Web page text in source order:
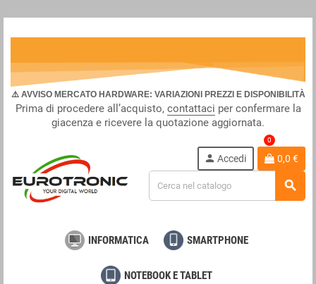
⚠️ AVVISO MERCATO HARDWARE: VARIAZIONI PREZZI E DISPONIBILITÀ
Prima di procedere all’acquisto, contattaci per confermare la
giacenza e ricevere la quotazione aggiornata.
person Accedi
0
0,0 €
search
INFORMATICA SMARTPHONE
NOTEBOOK E TABLET